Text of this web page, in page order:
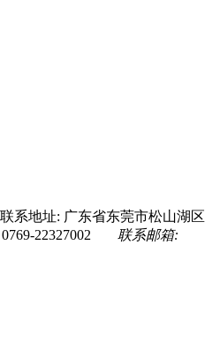
联系地址: 广东省东莞市松山湖区
22327002
联系邮箱: